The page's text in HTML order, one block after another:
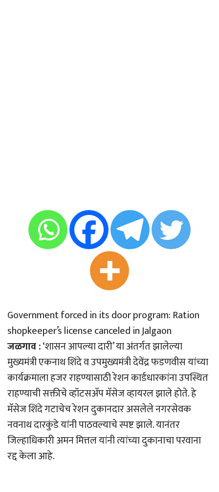
Government forced in its door program: Ration
shopkeeper’s license canceled in Jalgaon
जळगाव :‘शासन आपल्या दारी’ या अंतर्गत झालेल्या
मुख्यमंत्री एकनाथ शिंदे व उपमुख्यमंत्री देवेंद्र फडणवीस यांच्या
कार्यक्रमाला हजर राहण्यासाठी रेशन कार्डधारकांना उपस्थित
राहण्याची सक्तीचे व्हॉटसअ‍ॅप मॅसेज व्हायरल झाले होते. हे
मॅसेज शिंदे गटाचेच रेशन दुकानदार असलेले नगरसेवक
नवनाथ दारकुंडे यांनी पाठवल्याचे स्पष्ट झाले. यानंतर
जिल्हाधिकारी अमन मित्तल यांनी त्यांच्या दुकानाचा परवाना
रद्द केला आहे.